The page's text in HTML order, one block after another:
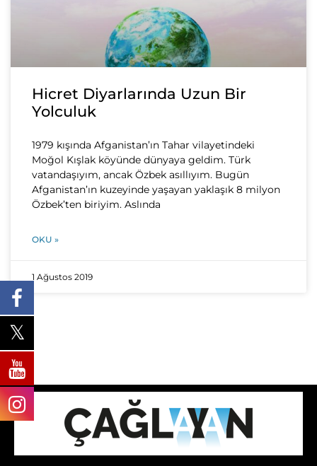
Hicret Diyarlarında Uzun Bir
Yolculuk
1979 kışında Afganistan’ın Tahar vilayetindeki
Moğol Kışlak köyünde dünyaya geldim. Türk
vatandaşıyım, ancak Özbek asıllıyım. Bugün
Afganistan’ın kuzeyinde yaşayan yaklaşık 8 milyon
Özbek’ten biriyim. Aslında
OKU »
1 Ağustos 2019